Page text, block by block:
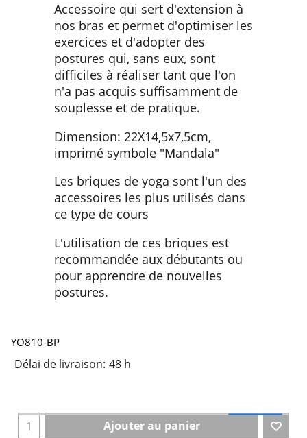
Accessoire qui sert d'extension à
nos bras et permet d'optimiser les
exercices et d'adopter des
postures qui, sans eux, sont
difficiles à réaliser tant que l'on
n'a pas acquis suffisamment de
souplesse et de pratique.
Dimension: 22X14,5x7,5cm,
imprimé symbole "Mandala"
Les briques de yoga sont l'un des
accessoires les plus utilisés dans
ce type de cours
L'utilisation de ces briques est
recommandée aux débutants ou
pour apprendre de nouvelles
postures.
YO810-BP
Délai de livraison: 48 h
Ajouter au panier